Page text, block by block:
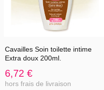
Cavailles Soin toilette intime
Extra doux 200ml.
6,72 €
hors frais de livraison